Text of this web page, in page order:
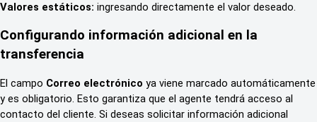
Valores estáticos: ingresando directamente el valor deseado.
Configurando información adicional en la
transferencia
El campo Correo electrónico ya viene marcado automáticamente
y es obligatorio. Esto garantiza que el agente tendrá acceso al
contacto del cliente. Si deseas solicitar información adicional